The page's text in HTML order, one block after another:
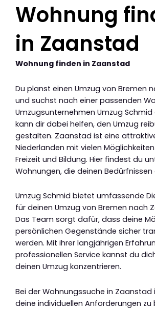
Wohnung
in Zaanstad
Wohnung finden in Zaanstad
Du planst einen Umzug von Bremen
und suchst nach einer passenden
Umzugsunternehmen Umzug Schmid
kann dir dabei helfen, den Umzug
gestalten. Zaanstad ist eine
Niederlanden mit vielen
Freizeit und Bildung. Hier findest du
Wohnungen, die deinen
Umzug Schmid bietet umfassende
für deinen Umzug von Bremen nach
Das Team sorgt dafür, dass deine
persönlichen Gegenstände sicher
werden. Mit ihrer langjährigen
professionellen Service kannst du
deinen Umzug konzentrieren.
Bei der Wohnungssuche in Zaanstad
deine individuellen Anforderungen zu